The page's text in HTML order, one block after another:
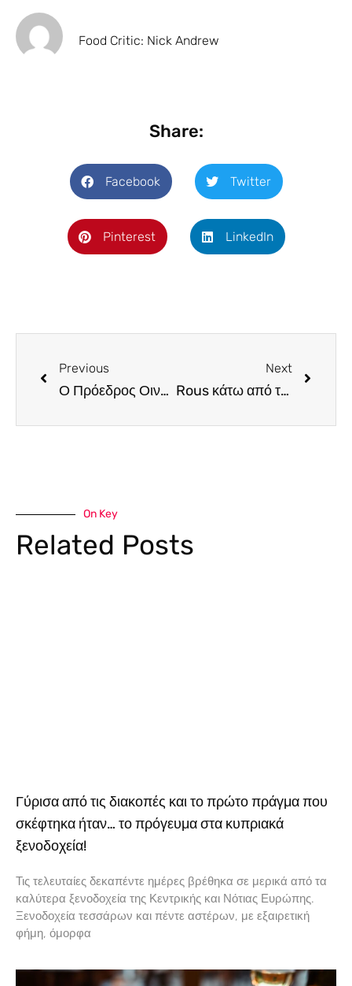
Food Critic: Nick Andrew
Share:
Facebook Twitter
Pinterest LinkedIn
Previous
Ο Πρόεδρος Οινοχόων Κύπρου, Γιώργος Κασσιανός, μιλά για τον σύγχρονο sommelier
Next
Rous κάτω από τα αστέρια
On Key
Related Posts
Γύρισα από τις διακοπές και το πρώτο πράγμα που
σκέφτηκα ήταν… το πρόγευμα στα κυπριακά
ξενοδοχεία!
Τις τελευταίες δεκαπέντε ημέρες βρέθηκα σε μερικά από τα
καλύτερα ξενοδοχεία της Κεντρικής και Νότιας Ευρώπης.
Ξενοδοχεία τεσσάρων και πέντε αστέρων, με εξαιρετική
φήμη, όμορφα